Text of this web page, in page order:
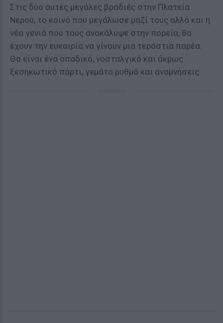
Στις δύο αυτές μεγάλες βραδιές στην Πλατεία
Νερού, το κοινό που μεγάλωσε μαζί τους αλλά και η
νέα γενιά που τους ανακάλυψε στην πορεία, θα
έχουν την ευκαιρία να γίνουν μια τεράστια παρέα.
Θα είναι ένα οπαδικό, νοσταλγικό και άκρως
ξεσηκωτικό πάρτι, γεμάτο ρυθμό και αναμνήσεις.